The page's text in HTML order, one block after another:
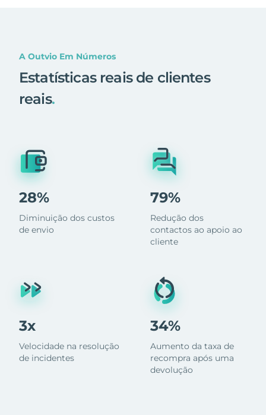
A Outvio Em Números
Estatísticas reais de clientes
reais.
28%
Diminuição dos custos
de envio
3x
Velocidade na resolução
de incidentes
79%
Redução dos
contactos ao apoio ao
cliente
34%
Aumento da taxa de
recompra após uma
devolução